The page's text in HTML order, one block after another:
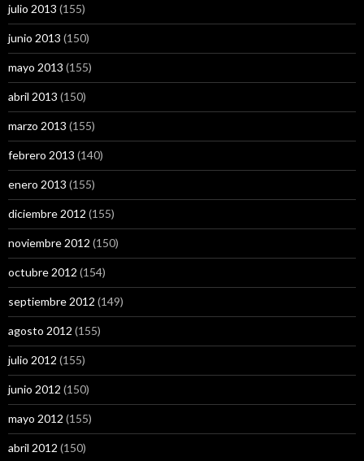
julio 2013 (155)
junio 2013 (150)
mayo 2013 (155)
abril 2013 (150)
marzo 2013 (155)
febrero 2013 (140)
enero 2013 (155)
diciembre 2012 (155)
noviembre 2012 (150)
octubre 2012 (154)
septiembre 2012 (149)
agosto 2012 (155)
julio 2012 (155)
junio 2012 (150)
mayo 2012 (155)
abril 2012 (150)